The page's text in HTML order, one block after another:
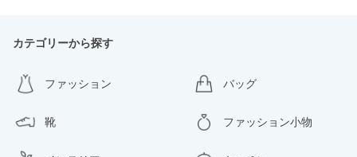
カテゴリーから探す
ファッション バッグ
靴 ファッション小物